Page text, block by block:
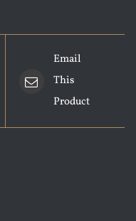
Email
This
Product